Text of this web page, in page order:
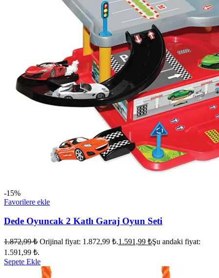
-15%
Favorilere ekle
Dede Oyuncak 2 Katlı Garaj Oyun Seti
1.872,99₺ Orijinal fiyat: 1.872,99 ₺.1.591,99 ₺Şu andaki fiyat:
1.591,99 ₺.
Sepete Ekle